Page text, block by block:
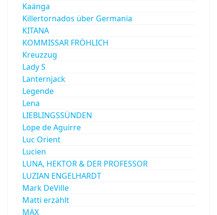
Kaänga
Killertornados über Germania
KITANA
KOMMISSAR FRÖHLICH
Kreuzzug
Lady S
Lanternjack
Legende
Lena
LIEBLINGSSÜNDEN
Lope de Aguirre
Luc Orient
Lucien
LUNA, HEKTOR & DER PROFESSOR
LUZIAN ENGELHARDT
Mark DeVille
Matti erzählt
MÄX